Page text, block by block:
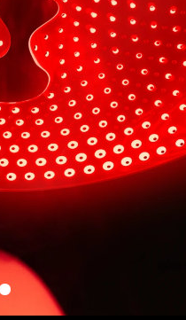
畅销产品
预计送达日期 11/8/26
预计送达日期10/8/26
预计送达日期 10/8/26
预计送达日期13/8/26
预计送达日期10/8/26